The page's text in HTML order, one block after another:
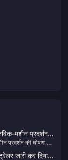
मशीन प्रदर्शन
प्रदर्शन की घोषणा की
जारी कर दिया